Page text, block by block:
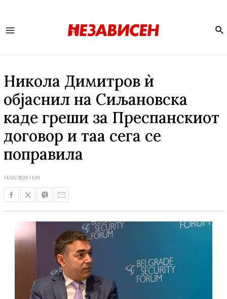
Никола Димитров ѝ
објаснил на Сиљановска
каде греши за Преспанскиот
договор и таа сега се
поправила
14/05/2026 16:09